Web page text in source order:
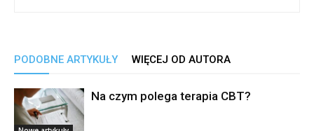
PODOBNE ARTYKUŁY WIĘCEJ OD AUTORA
Na czym polega terapia CBT?